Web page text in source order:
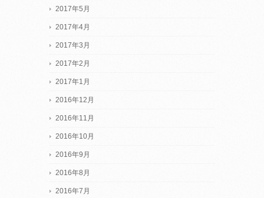
2017年5月
2017年4月
2017年3月
2017年2月
2017年1月
2016年12月
2016年11月
2016年10月
2016年9月
2016年8月
2016年7月